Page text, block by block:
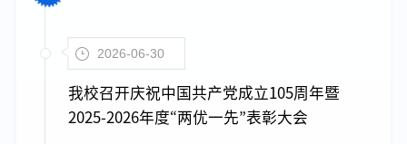
2026-06-30
我校召开庆祝中国共产党成立105周年暨
2025-2026年度“两优一先”表彰大会